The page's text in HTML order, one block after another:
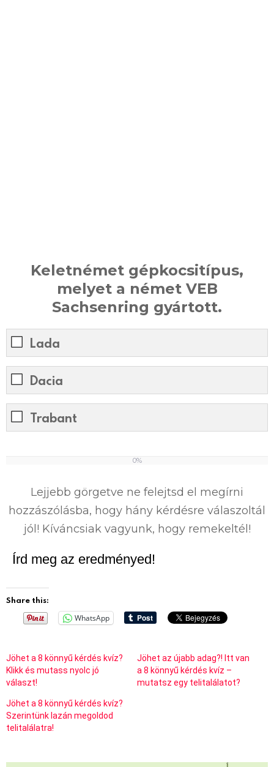
Keletnémet gépkocsitípus,
melyet a német VEB
Sachsenring gyártott.
Lada
Dacia
Trabant
0%
Lejjebb görgetve ne felejtsd el megírni
hozzászólásba, hogy hány kérdésre válaszoltál
jól! Kíváncsiak vagyunk, hogy remekeltél!
Írd meg az eredményed!
Share this:
WhatsApp
Jöhet a 8 könnyű kérdés kvíz?
Klikk és mutass nyolc jó
választ!
Jöhet az újabb adag?! Itt van
a 8 könnyű kérdés kvíz –
mutatsz egy telitalálatot?
Jöhet a 8 könnyű kérdés kvíz?
Szerintünk lazán megoldod
telitalálatra!